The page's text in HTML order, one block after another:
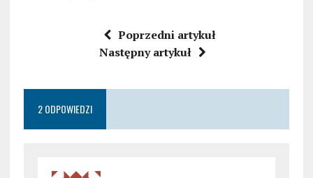
Poprzedni artykuł
Następny artykuł
2 ODPOWIEDZI